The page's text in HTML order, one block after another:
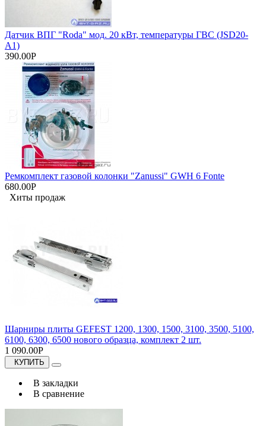
Датчик ВПГ "Roda" мод. 20 кВт, температуры ГВС (JSD20-
A1)
390.00Р
Ремкомплект газовой колонки "Zanussi" GWH 6 Fonte
680.00Р
Хиты продаж
Шарниры плиты GEFEST 1200, 1300, 1500, 3100, 3500, 5100,
6100, 6300, 6500 нового образца, комплект 2 шт.
1 090.00Р
КУПИТЬ
В закладки
В сравнение